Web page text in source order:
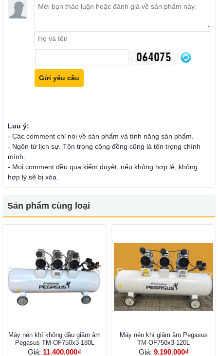
Luu ý:
- Các comment chỉ nói về sản phẩm và tính năng sản phẩm.
- Ngôn từ lịch sự. Tôn trọng cộng đồng cũng là tôn trọng chính
mình.
- Mọi comment đều qua kiểm duyệt, nếu không hợp lệ, không
hợp lý sẽ bị xóa.
Sản phẩm cùng loại
Máy nén khí không dầu giảm âm
Pegasus TM-OF750x3-180L
Giá: 11.400.000₫
Máy nén khí giảm âm Pegasus
TM-OF750x3-120L
Giá: 9.190.000₫